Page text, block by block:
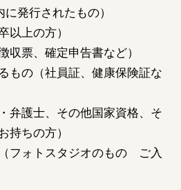
発行されたもの）
以上の方）
収票、確定申告書など）
もの（社員証、健康保険証な
弁護士、その他国家資格、そ
持ちの方）
フォトスタジオのもの ご入